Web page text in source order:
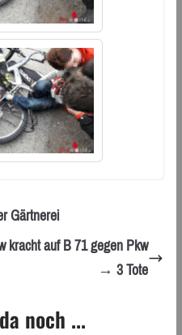
Gärtnerei
kracht auf B 71 gegen Pkw
→ 3 Tote
noch ...